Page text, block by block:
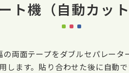
ト機（自動カット
両面テープをダブルセパレー
します。貼り合わせた後に自動